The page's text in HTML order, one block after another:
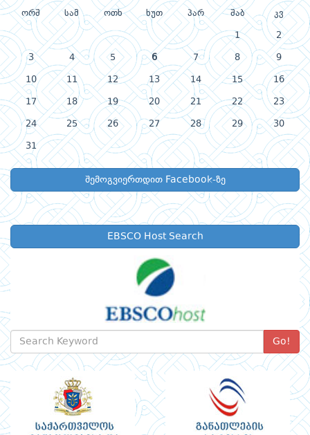
ორშ სამ ოთხ ხუთ პარ შაბ კვ
1 2
3 4 5 6 7 8 9
10 11 12 13 14 15 16
17 18 19 20 21 22 23
24 25 26 27 28 29 30
31
შემოგვიერთდით Facebook-ზე
EBSCO Host Search
Go!